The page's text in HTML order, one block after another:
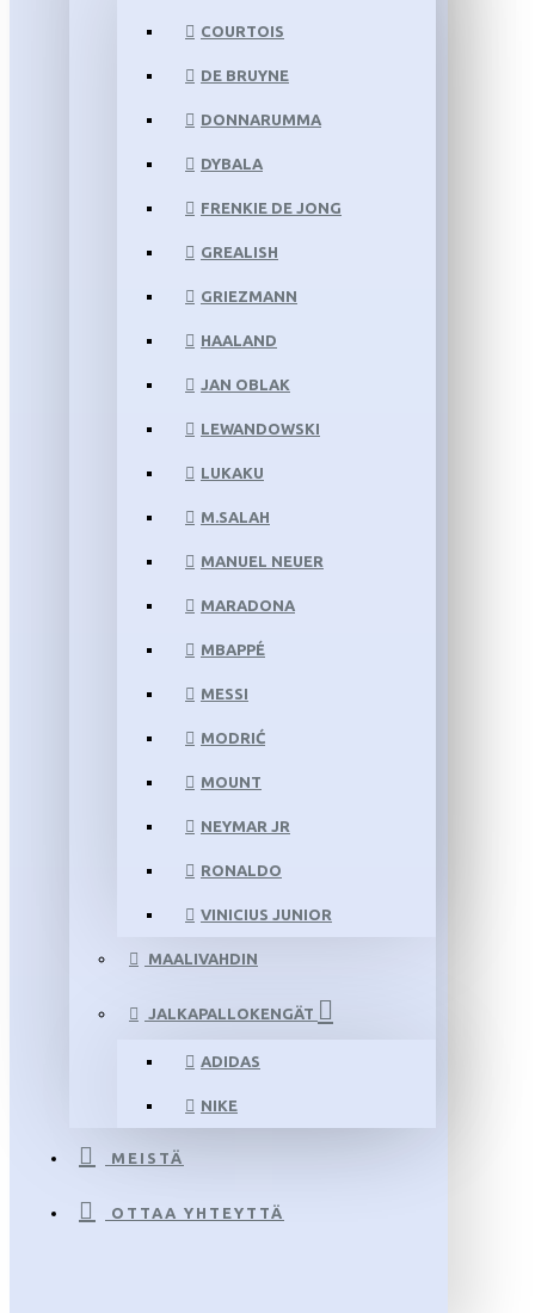
COURTOIS
DE BRUYNE
DONNARUMMA
DYBALA
FRENKIE DE JONG
GREALISH
GRIEZMANN
HAALAND
JAN OBLAK
LEWANDOWSKI
LUKAKU
M.SALAH
MANUEL NEUER
MARADONA
MBAPPÉ
MESSI
MODRIĆ
MOUNT
NEYMAR JR
RONALDO
VINICIUS JUNIOR
MAALIVAHDIN
JALKAPALLOKENGÄT
ADIDAS
NIKE
MEISTÄ
OTTAA YHTEYTTÄ